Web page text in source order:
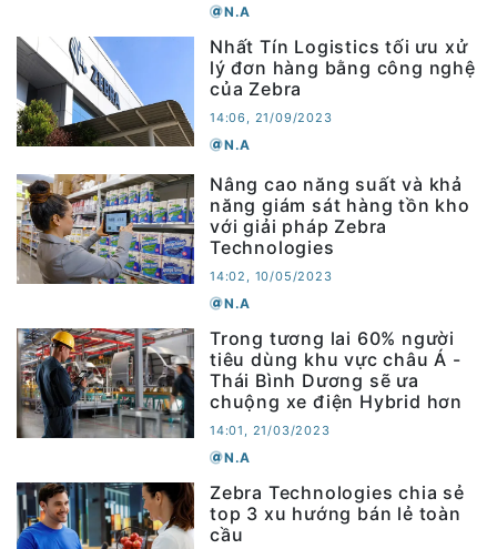
N.A
Nhất Tín Logistics tối ưu xử
lý đơn hàng bằng công nghệ
của Zebra
14:06, 21/09/2023
N.A
Nâng cao năng suất và khả
năng giám sát hàng tồn kho
với giải pháp Zebra
Technologies
14:02, 10/05/2023
N.A
Trong tương lai 60% người
tiêu dùng khu vực châu Á -
Thái Bình Dương sẽ ưa
chuộng xe điện Hybrid hơn
14:01, 21/03/2023
N.A
Zebra Technologies chia sẻ
top 3 xu hướng bán lẻ toàn
cầu